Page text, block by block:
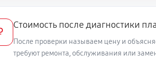
Стоимость после диагностики
После проверки называем цену и
требуют ремонта, обслуживания или